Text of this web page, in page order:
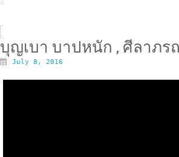
บุญเบา บาปหนัก , ศีลาภร
July 8, 2016